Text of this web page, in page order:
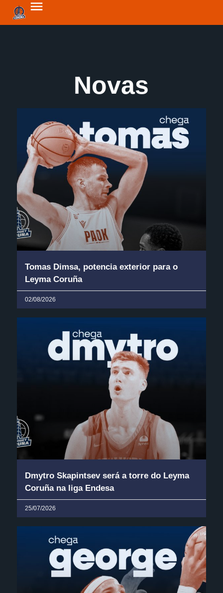
Novas
Tomas Dimsa, potencia exterior para o
Leyma Coruña
02/08/2026
Dmytro Skapintsev será a torre do Leyma
Coruña na liga Endesa
25/07/2026